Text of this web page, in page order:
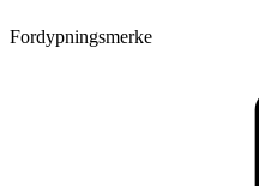
Fordypningsmerke